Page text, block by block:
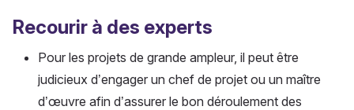
Recourir à des experts
Pour les projets de grande ampleur, il peut être
judicieux d’engager un chef de projet ou un maître
d’œuvre afin d’assurer le bon déroulement des